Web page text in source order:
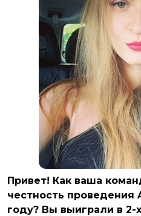
Привет! Как ваша
честность проведения
году? Вы выиграли в 2-